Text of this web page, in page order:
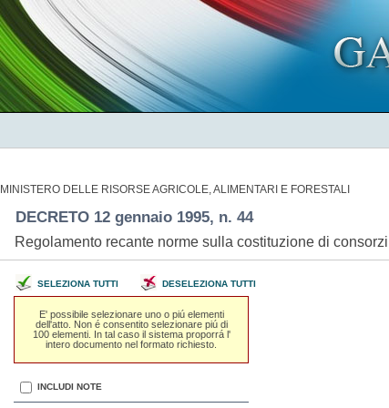
MINISTERO DELLE RISORSE AGRICOLE, ALIMENTARI E FORESTALI
DECRETO 12 gennaio 1995, n. 44
Regolamento recante norme sulla costituzione di
SELEZIONA TUTTI DESELEZIONA TUTTI
E' possibile selezionare uno o piú elementi
dell'atto. Non é consentito selezionare piú di
100 elementi. In tal caso il sistema proporrá l'
intero documento nel formato richiesto.
INCLUDI NOTE